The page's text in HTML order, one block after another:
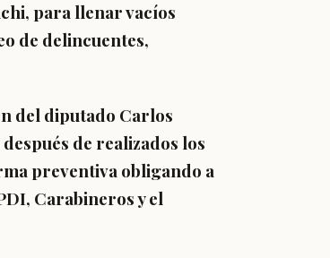
para llenar vacíos
de delincuentes,
del diputado Carlos
de realizados los
preventiva obligando a
Carabineros y el